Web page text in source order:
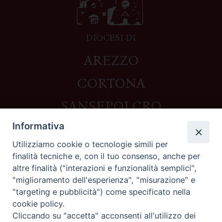
DIOCESI DI
AREZZO
CORTONA
SANSEPOLCRO
Contatti
Piazza del Duomo,1 - 52100 Arezzo
segreteria@diocesi.arezzo.it
Informativa privacy
Informativa
Utilizziamo cookie o tecnologie simili per
finalità tecniche e, con il tuo consenso, anche per
altre finalità ("interazioni e funzionalità semplici",
"miglioramento dell'esperienza", "misurazione" e
"targeting e pubblicità") come specificato nella
cookie policy.
Cliccando su "accetta" acconsenti all'utilizzo dei